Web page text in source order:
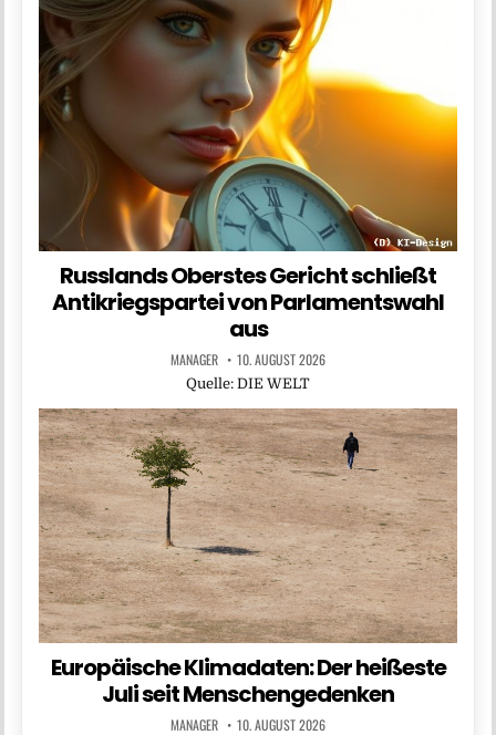
Russlands Oberstes Gericht schließt
Antikriegspartei von Parlamentswahl
aus
MANAGER 10. AUGUST 2026
Quelle: DIE WELT
Europäische Klimadaten: Der heißeste
Juli seit Menschengedenken
MANAGER 10. AUGUST 2026